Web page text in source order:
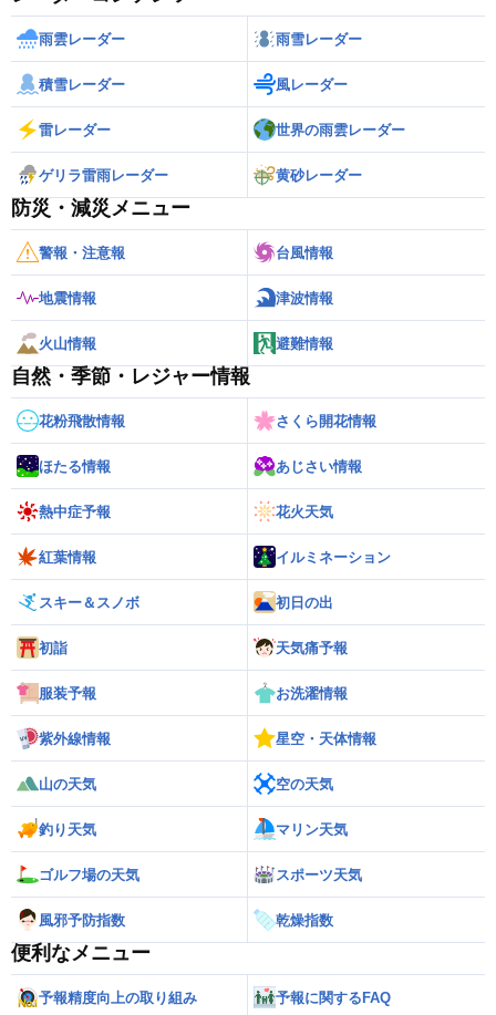
雨雲レーダー 雨雪レーダー
積雪レーダー 風レーダー
雷レーダー 世界の雨雲レーダー
ゲリラ雷雨レーダー 黄砂レーダー
防災・減災メニュー
警報・注意報 台風情報
地震情報 津波情報
火山情報 避難情報
自然・季節・レジャー情報
花粉飛散情報 さくら開花情報
ほたる情報 あじさい情報
熱中症予報 花火天気
紅葉情報 イルミネーション
スキー＆スノボ 初日の出
初詣 天気痛予報
服装予報 お洗濯情報
紫外線情報 星空・天体情報
山の天気 空の天気
釣り天気 マリン天気
ゴルフ場の天気 スポーツ天気
風邪予防指数 乾燥指数
便利なメニュー
予報精度向上の取り組み 予報に関するFAQ